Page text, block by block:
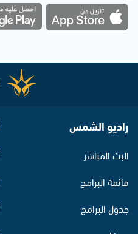
راديو الشمس
البث المباشر
قائمة البرامج
جدول البرامج